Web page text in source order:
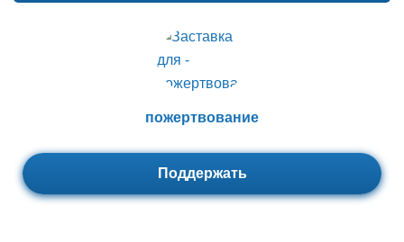
пожертвование
Поддержать